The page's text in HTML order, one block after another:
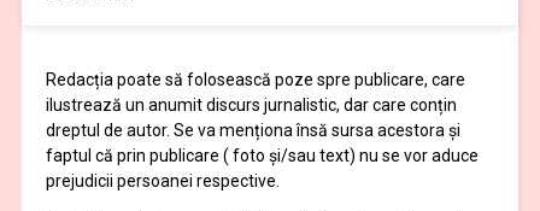
Redacția poate să folosească poze spre publicare, care
ilustrează un anumit discurs jurnalistic, dar care conțin
dreptul de autor. Se va menționa însă sursa acestora și
faptul că prin publicare ( foto și/sau text) nu se vor aduce
prejudicii persoanei respective.